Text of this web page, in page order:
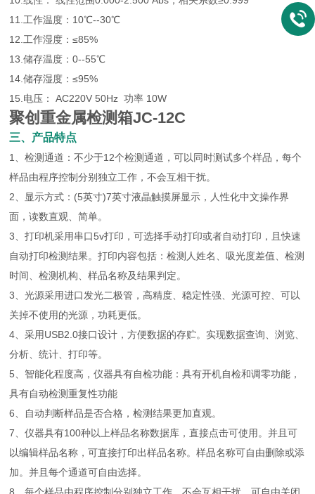
11.工作温度：10℃--30℃
12.工作湿度：≤85%
13.储存温度：0--55℃
14.储存湿度：≤95%
15.电压： AC220V 50Hz 功率 10W
聚创重金属检测箱JC-12C
三、产品特点
1、检测通道：不少于12个检测通道，可以同时测试多个样品，每个
样品由程序控制分别独立工作，不会互相干扰。
2、显示方式：(5英寸)7英寸液晶触摸屏显示，人性化中文操作界
面，读数直观、简单。
3、打印机采用串口5v打印，可选择手动打印或者自动打印，且快速
自动打印检测结果。打印内容包括：检测人姓名、吸光度差值、检测
时间、检测机构、样品名称及结果判定。
3、光源采用进口发光二极管，高精度、稳定性强、光源可控、可以
关掉不使用的光源，功耗更低。
4、采用USB2.0接口设计，方便数据的存贮。实现数据查询、浏览、
分析、统计、打印等。
5、智能化程度高，仪器具有自检功能：具有开机自检和调零功能，
具有自动检测重复性功能
6、自动判断样品是否合格，检测结果更加直观。
7、仪器具有100种以上样品名称数据库，直接点击可使用。并且可
以编辑样品名称，可直接打印出样品名称。样品名称可自由删除或添
加。并且每个通道可自由选择。